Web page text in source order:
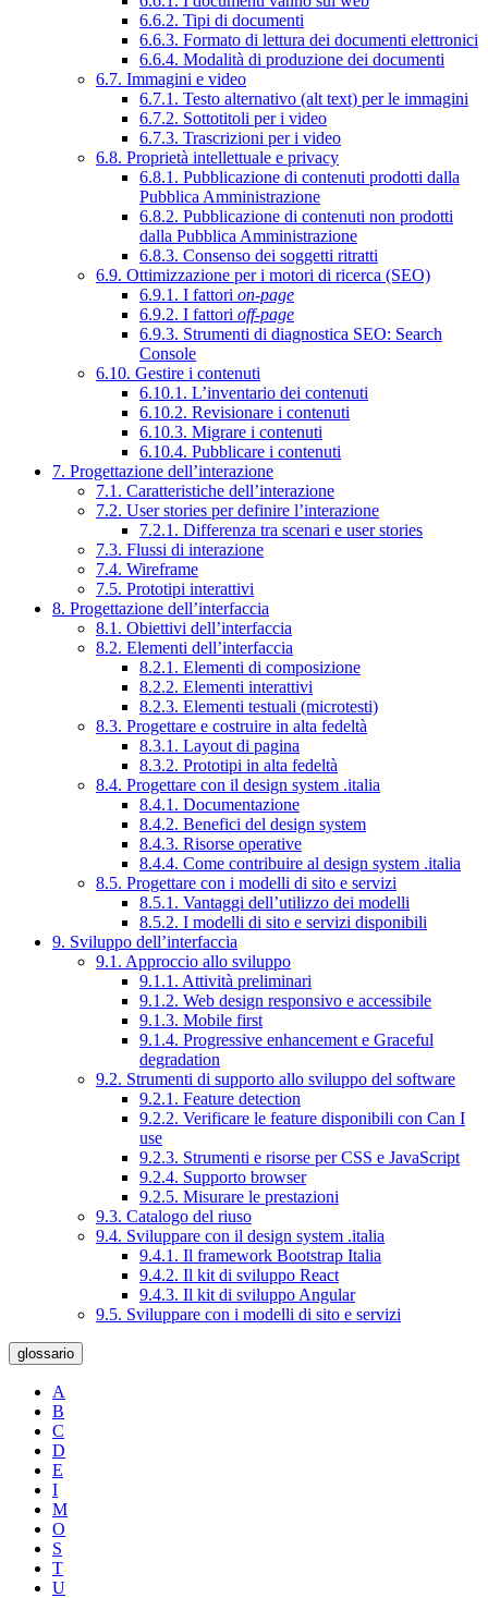
6.6.2. Tipi di documenti
6.6.3. Formato di lettura dei documenti elettronici
6.6.4. Modalità di produzione dei documenti
6.7. Immagini e video
6.7.1. Testo alternativo (alt text) per le immagini
6.7.2. Sottotitoli per i video
6.7.3. Trascrizioni per i video
6.8. Proprietà intellettuale e privacy
6.8.1. Pubblicazione di contenuti prodotti dalla
Pubblica Amministrazione
6.8.2. Pubblicazione di contenuti non prodotti
dalla Pubblica Amministrazione
6.8.3. Consenso dei soggetti ritratti
6.9. Ottimizzazione per i motori di ricerca (SEO)
6.9.1. I fattori on-page
6.9.2. I fattori off-page
6.9.3. Strumenti di diagnostica SEO: Search
Console
6.10. Gestire i contenuti
6.10.1. L’inventario dei contenuti
6.10.2. Revisionare i contenuti
6.10.3. Migrare i contenuti
6.10.4. Pubblicare i contenuti
7. Progettazione dell’interazione
7.1. Caratteristiche dell’interazione
7.2. User stories per definire l’interazione
7.2.1. Differenza tra scenari e user stories
7.3. Flussi di interazione
7.4. Wireframe
7.5. Prototipi interattivi
8. Progettazione dell’interfaccia
8.1. Obiettivi dell’interfaccia
8.2. Elementi dell’interfaccia
8.2.1. Elementi di composizione
8.2.2. Elementi interattivi
8.2.3. Elementi testuali (microtesti)
8.3. Progettare e costruire in alta fedeltà
8.3.1. Layout di pagina
8.3.2. Prototipi in alta fedeltà
8.4. Progettare con il design system .italia
8.4.1. Documentazione
8.4.2. Benefici del design system
8.4.3. Risorse operative
8.4.4. Come contribuire al design system .italia
8.5. Progettare con i modelli di sito e servizi
8.5.1. Vantaggi dell’utilizzo dei modelli
8.5.2. I modelli di sito e servizi disponibili
9. Sviluppo dell’interfaccia
9.1. Approccio allo sviluppo
9.1.1. Attività preliminari
9.1.2. Web design responsivo e accessibile
9.1.3. Mobile first
9.1.4. Progressive enhancement e Graceful
degradation
9.2. Strumenti di supporto allo sviluppo del software
9.2.1. Feature detection
9.2.2. Verificare le feature disponibili con Can I
use
9.2.3. Strumenti e risorse per CSS e JavaScript
9.2.4. Supporto browser
9.2.5. Misurare le prestazioni
9.3. Catalogo del riuso
9.4. Sviluppare con il design system .italia
9.4.1. Il framework Bootstrap Italia
9.4.2. Il kit di sviluppo React
9.4.3. Il kit di sviluppo Angular
9.5. Sviluppare con i modelli di sito e servizi
glossario
A
B
C
D
E
I
M
O
S
T
U